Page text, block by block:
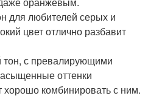
для любителей серых и
цвет отлично разбавит
с превалирующими
оттенки
хорошо комбинировать с ним.